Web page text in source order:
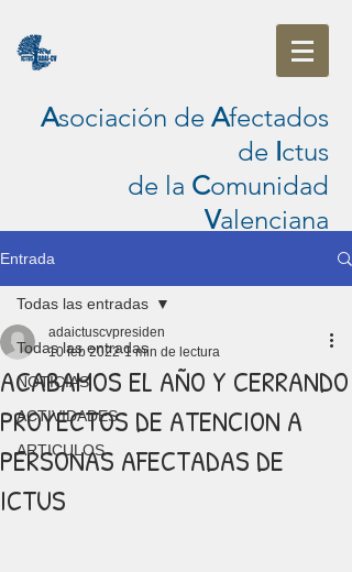
Asociación de Afectados
de Ictus
de la Comunidad
Valenciana
Entrada
Todas las entradas
NOTICIAS
ACTIVIDADES
ARTICULOS
Todas las entradas
ACABAMOS EL AÑO Y CERRANDO
PROYECTOS DE ATENCION A
PERSONAS AFECTADAS DE
ICTUS
adaictuscvpresiden
10 feb 2022 1 min de lectura